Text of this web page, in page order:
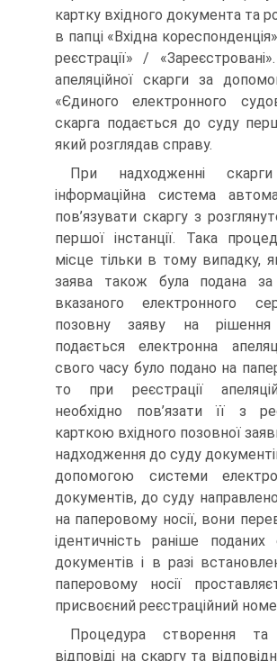
картку вхідного документа та
в папці «Вхідна
реєстрації» /
апеляційної скарги за
«Єдиного електронного
скарга подається до суду
який розглядав справу.
При надходженні
інформаційна система
пов’язувати скаргу з
першої інстанції. Така
місце тільки в тому випадку,
заява також була подана
вказаного електронного
позовну заяву на
подається електронна
свого часу було подано на
то при реєстрації
необхідно пов’язати її з
карткою вхідного позовної
надходження до суду
допомогою системи
документів, до суду направлено
на паперовому носії, вони
ідентичність раніше поданих
документів і в разі
паперовому носії
присвоєний реєстраційний
Процедура створення та
відповіді на скаргу та